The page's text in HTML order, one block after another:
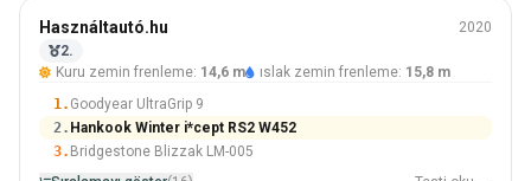
Kış
205/55 R16
#2 Içinden 16 Lastikler
Használtautó.hu
2020
2.
Kuru zemin frenleme: 14,6 m ıslak zemin frenleme: 15,8 m
1. Goodyear UltraGrip 9
2. Hankook Winter i*cept RS2 W452
3. Bridgestone Blizzak LM-005